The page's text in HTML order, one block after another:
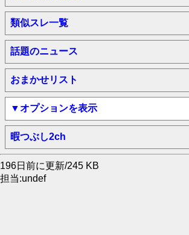
類似スレ一覧
話題のニュース
おまかせリスト
▼オプションを表示
暇つぶし2ch
196日前に更新/245 KB
担当:undef